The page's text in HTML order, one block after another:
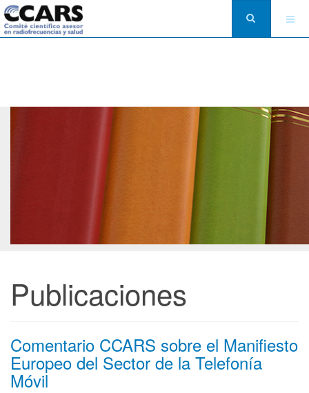
Publicaciones
Comentario CCARS sobre el Manifiesto
Europeo del Sector de la Telefonía
Móvil